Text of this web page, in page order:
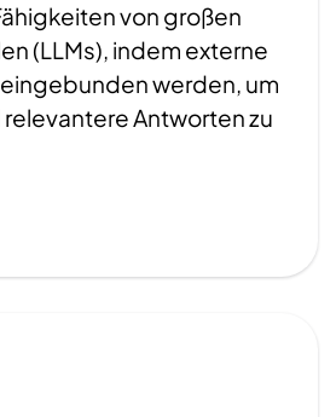
von großen
(LLMs), indem externe
werden, um
Antworten zu